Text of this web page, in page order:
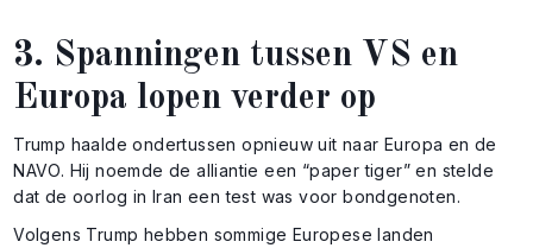
3. Spanningen tussen VS en
Europa lopen verder op
Trump haalde ondertussen opnieuw uit naar Europa en de
NAVO. Hij noemde de alliantie een “paper tiger” en stelde
dat de oorlog in Iran een test was voor bondgenoten.
Volgens Trump hebben sommige Europese landen